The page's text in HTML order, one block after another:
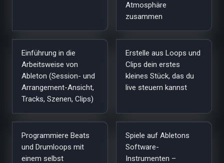
Atmosphäre
zusammen
Einführung in die
Arbeitsweise von
Ableton (Session- und
Arrangement-Ansicht,
Tracks, Szenen, Clips)
Erstelle aus Loops und
Clips dein erstes
kleines Stück, das du
live steuern kannst
Programmiere Beats
und Drumloops mit
einem selbst
Spiele auf Abletons
Software-
Instrumenten –